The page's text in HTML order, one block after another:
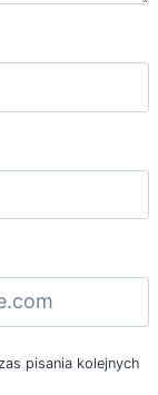
pisania kolejnych